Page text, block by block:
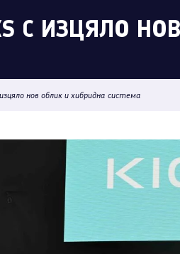
С ИЗЦЯЛО
нов облик и хибридна система